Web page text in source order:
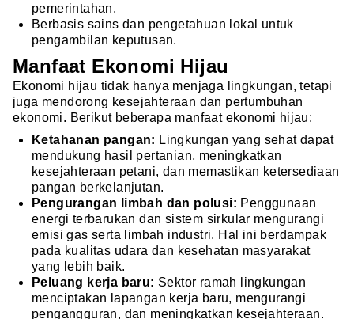
pemerintahan.
Berbasis sains dan pengetahuan lokal untuk
pengambilan keputusan.
Manfaat Ekonomi Hijau
Ekonomi hijau tidak hanya menjaga lingkungan, tetapi
juga mendorong kesejahteraan dan pertumbuhan
ekonomi. Berikut beberapa manfaat ekonomi hijau:
Ketahanan pangan: Lingkungan yang sehat dapat
mendukung hasil pertanian, meningkatkan
kesejahteraan petani, dan memastikan ketersediaan
pangan berkelanjutan.
Pengurangan limbah dan polusi: Penggunaan
energi terbarukan dan sistem sirkular mengurangi
emisi gas serta limbah industri. Hal ini berdampak
pada kualitas udara dan kesehatan masyarakat
yang lebih baik.
Peluang kerja baru: Sektor ramah lingkungan
menciptakan lapangan kerja baru, mengurangi
pengangguran, dan meningkatkan kesejahteraan.